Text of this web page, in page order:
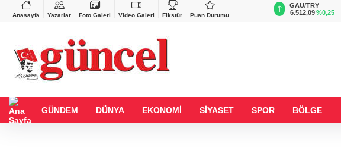
Anasayfa Yazarlar Foto Galeri Video Galeri Fikstür Puan Durumu
%0,37
VND
0,0018
%0,13
GAU/TRY
6.512,09%0,25
BIST 100
13.703,13%0,00
GÜNDEM DÜNYA EKONOMİ SİYASET SPOR BÖLGE